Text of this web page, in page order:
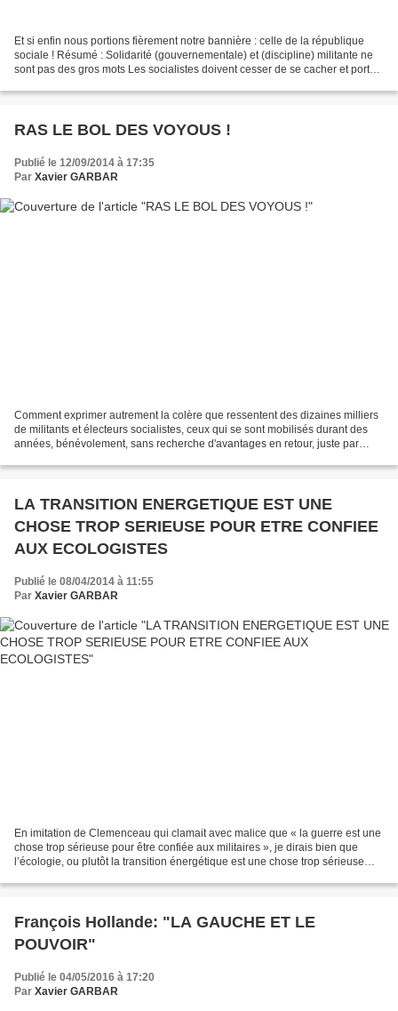
Et si enfin nous portions fièrement notre bannière : celle de la république
sociale ! Résumé : Solidarité (gouvernementale) et (discipline) militante ne
sont pas des gros mots Les socialistes doivent cesser de se cacher et porter
RAS LE BOL DES VOYOUS !
Publié le 12/09/2014 à 17:35
Par Xavier GARBAR
Comment exprimer autrement la colère que ressentent des dizaines milliers
de militants et électeurs socialistes, ceux qui se sont mobilisés durant des
années, bénévolement, sans recherche d'avantages en retour, juste par
LA TRANSITION ENERGETIQUE EST UNE
CHOSE TROP SERIEUSE POUR ETRE CONFIEE
AUX ECOLOGISTES
Publié le 08/04/2014 à 11:55
Par Xavier GARBAR
En imitation de Clemenceau qui clamait avec malice que « la guerre est une
chose trop sérieuse pour être confiée aux militaires », je dirais bien que
l’écologie, ou plutôt la transition énergétique est une chose trop sérieuse
François Hollande: "LA GAUCHE ET LE
POUVOIR"
Publié le 04/05/2016 à 17:20
Par Xavier GARBAR